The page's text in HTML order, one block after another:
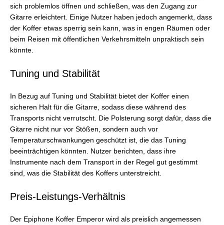
sich problemlos öffnen und schließen, was den Zugang zur
Gitarre erleichtert. Einige Nutzer haben jedoch angemerkt, dass
der Koffer etwas sperrig sein kann, was in engen Räumen oder
beim Reisen mit öffentlichen Verkehrsmitteln unpraktisch sein
könnte.
Tuning und Stabilität
In Bezug auf Tuning und Stabilität bietet der Koffer einen
sicheren Halt für die Gitarre, sodass diese während des
Transports nicht verrutscht. Die Polsterung sorgt dafür, dass die
Gitarre nicht nur vor Stößen, sondern auch vor
Temperaturschwankungen geschützt ist, die das Tuning
beeinträchtigen könnten. Nutzer berichten, dass ihre
Instrumente nach dem Transport in der Regel gut gestimmt
sind, was die Stabilität des Koffers unterstreicht.
Preis-Leistungs-Verhältnis
Der Epiphone Koffer Emperor wird als preislich angemessen